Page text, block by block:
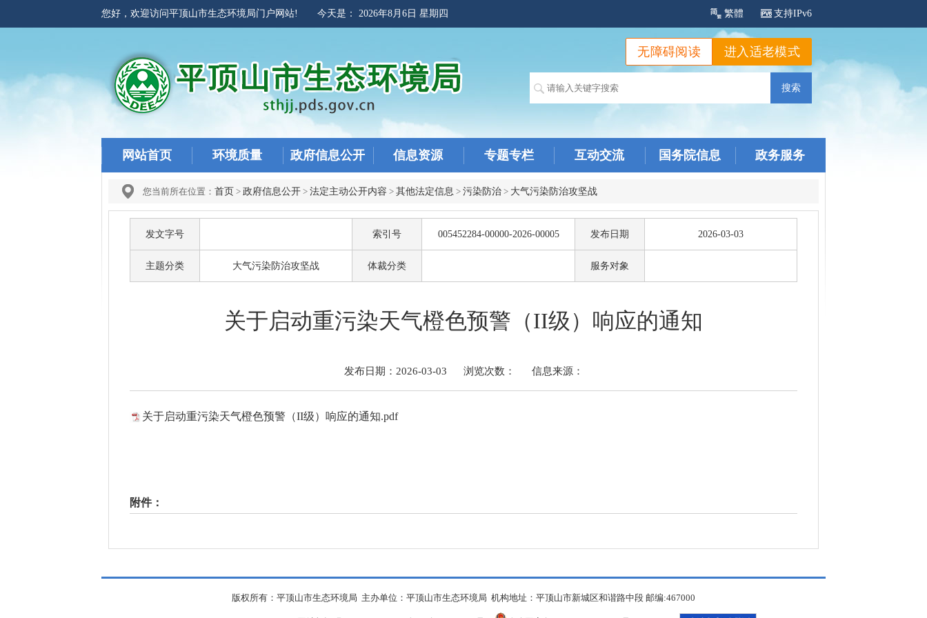
您好，欢迎访问平顶山市生态环境局门户网站! 今天是： 2026年8月6日 星期四 繁體 支持IPv6
进入适老模式
无障碍阅读
网站首页 环境质量 政府信息公开 信息资源 专题专栏 互动交流 国务院信息 政务服务
您当前所在位置： 首页 > 政府信息公开 > 法定主动公开内容 > 其他法定信息 > 污染防治 > 大气污染防治攻坚战
发文字号 索引号 005452284-00000-2026-00005 发布日期 2026-03-03
主题分类 大气污染防治攻坚战 体裁分类 服务对象
关于启动重污染天气橙色预警（II级）响应的通知
发布日期：2026-03-03 浏览次数： 信息来源：
关于启动重污染天气橙色预警（II级）响应的通知.pdf
附件：
版权所有：平顶山市生态环境局 主办单位：平顶山市生态环境局 机构地址：平顶山市新城区和谐路中段 邮编:467000